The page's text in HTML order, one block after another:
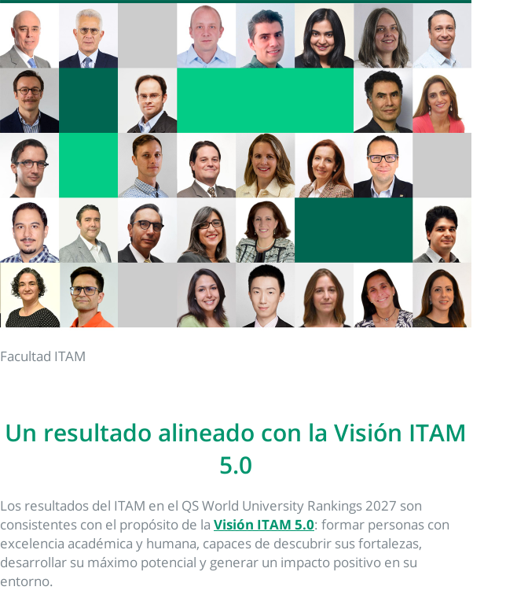
Facultad ITAM
Un resultado alineado con la Visión ITAM
5.0
Los resultados del ITAM en el QS World University Rankings 2027 son
consistentes con el propósito de la Visión ITAM 5.0: formar personas con
excelencia académica y humana, capaces de descubrir sus fortalezas,
desarrollar su máximo potencial y generar un impacto positivo en su
entorno.